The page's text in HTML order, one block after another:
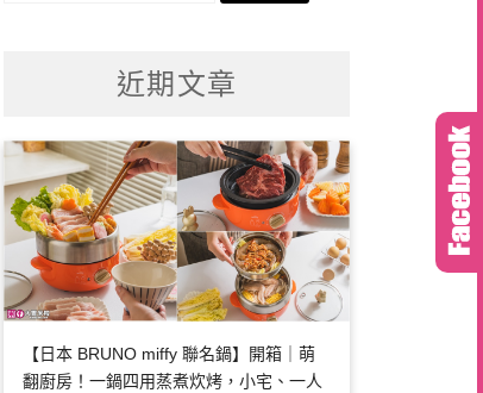
近期文章
【日本 BRUNO miffy 聯名鍋】開箱｜萌
翻廚房！一鍋四用蒸煮炊烤，小宅、一人